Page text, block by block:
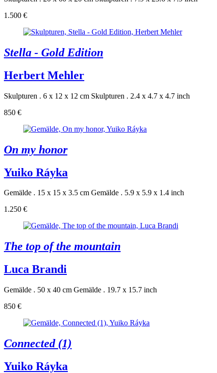
1.500 €
Stella - Gold Edition
Herbert Mehler
Skulpturen . 6 x 12 x 12 cm Skulpturen . 2.4 x 4.7 x 4.7 inch
850 €
On my honor
Yuiko Ráyka
Gemälde . 15 x 15 x 3.5 cm Gemälde . 5.9 x 5.9 x 1.4 inch
1.250 €
The top of the mountain
Luca Brandi
Gemälde . 50 x 40 cm Gemälde . 19.7 x 15.7 inch
850 €
Connected (1)
Yuiko Ráyka